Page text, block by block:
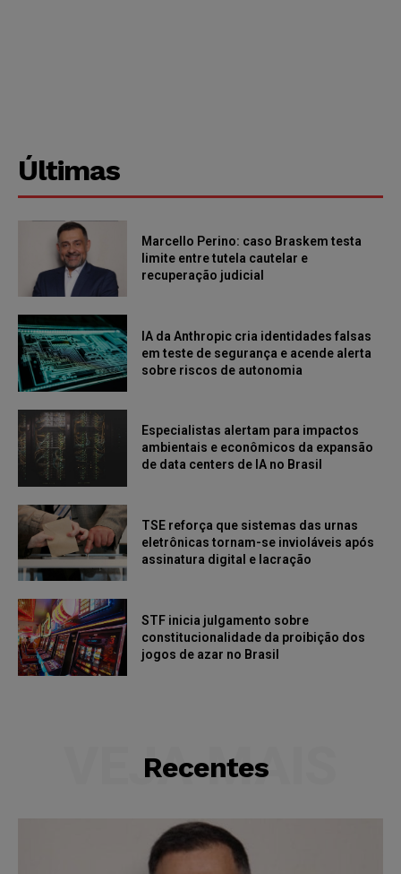
Últimas
Marcello Perino: caso Braskem testa
limite entre tutela cautelar e
recuperação judicial
IA da Anthropic cria identidades falsas
em teste de segurança e acende alerta
sobre riscos de autonomia
Especialistas alertam para impactos
ambientais e econômicos da expansão
de data centers de IA no Brasil
TSE reforça que sistemas das urnas
eletrônicas tornam-se invioláveis após
assinatura digital e lacração
STF inicia julgamento sobre
constitucionalidade da proibição dos
jogos de azar no Brasil
Recentes
VEJA MAIS